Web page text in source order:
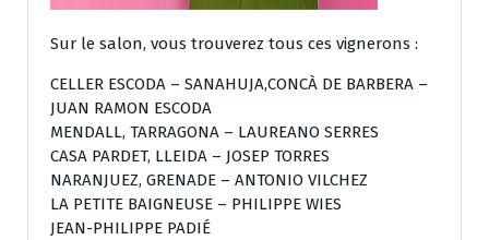
Sur le salon, vous trouverez tous ces vignerons :
CELLER ESCODA – SANAHUJA,CONCÀ DE BARBERA –
JUAN RAMON ESCODA
MENDALL, TARRAGONA – LAUREANO SERRES
CASA PARDET, LLEIDA – JOSEP TORRES
NARANJUEZ, GRENADE – ANTONIO VILCHEZ
LA PETITE BAIGNEUSE – PHILIPPE WIES
JEAN-PHILIPPE PADIÉ